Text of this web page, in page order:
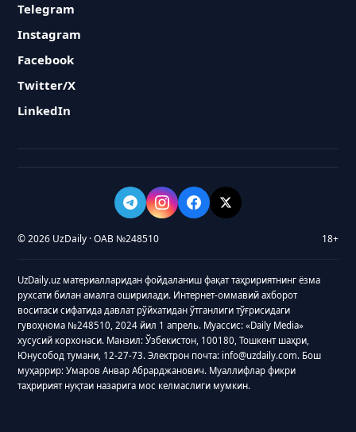
Telegram
Instagram
Facebook
Twitter/X
LinkedIn
© 2026 UzDaily · ОАВ №248510 18+
UzDaily.uz материалларидан фойдаланиш фақат таҳририятнинг ёзма
рухсати билан амалга оширилади. Интернет-оммавий ахборот
воситаси сифатида давлат рўйхатидан ўтганлиги тўғрисидаги
гувоҳнома №248510, 2024 йил 1 апрель. Муассис: «Daily Media»
хусусий корхонаси. Манзил: Ўзбекистон, 100180, Тошкент шаҳри,
Юнусобод тумани, 12-27-73. Электрон почта: info@uzdaily.com. Бош
муҳаррир: Умаров Анвар Абрарджанович. Муаллифлар фикри
таҳририят нуқтаи назарига мос келмаслиги мумкин.